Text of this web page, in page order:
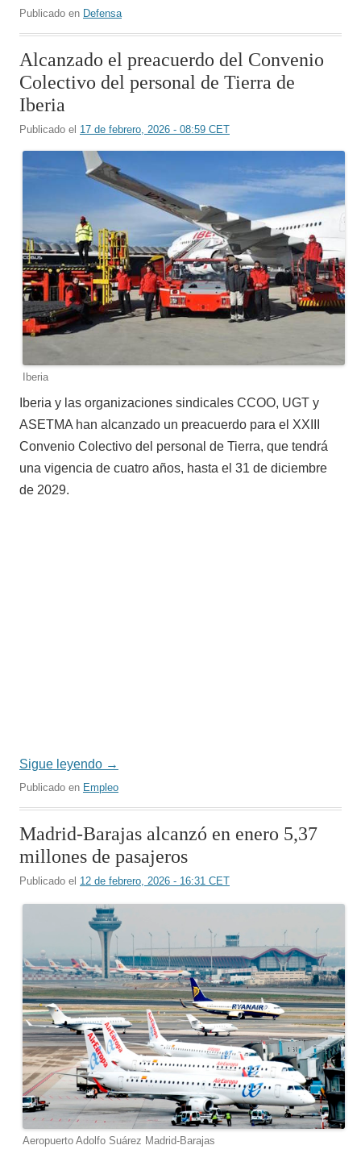
Publicado en Defensa
Alcanzado el preacuerdo del Convenio
Colectivo del personal de Tierra de
Iberia
Publicado el 17 de febrero, 2026 - 08:59 CET
Iberia
Iberia y las organizaciones sindicales CCOO, UGT y
ASETMA han alcanzado un preacuerdo para el XXIII
Convenio Colectivo del personal de Tierra, que tendrá
una vigencia de cuatro años, hasta el 31 de diciembre
de 2029.
Sigue leyendo →
Publicado en Empleo
Madrid-Barajas alcanzó en enero 5,37
millones de pasajeros
Publicado el 12 de febrero, 2026 - 16:31 CET
Aeropuerto Adolfo Suárez Madrid-Barajas